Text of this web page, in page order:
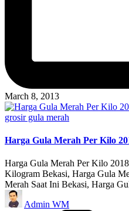
March 8, 2013
Posted
grosir gula merah
Harga Gula Merah Per Kilo
Harga Gula Merah Per Kilo
Kilogram Bekasi, Harga Gula
Merah Saat Ini Bekasi, Harga
Posted
by
Admin WM